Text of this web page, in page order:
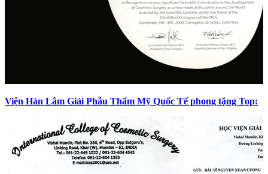
Viện Hàn Lâm Giải Phẫu Thẩm Mỹ Quốc Tế phong tặng Top: